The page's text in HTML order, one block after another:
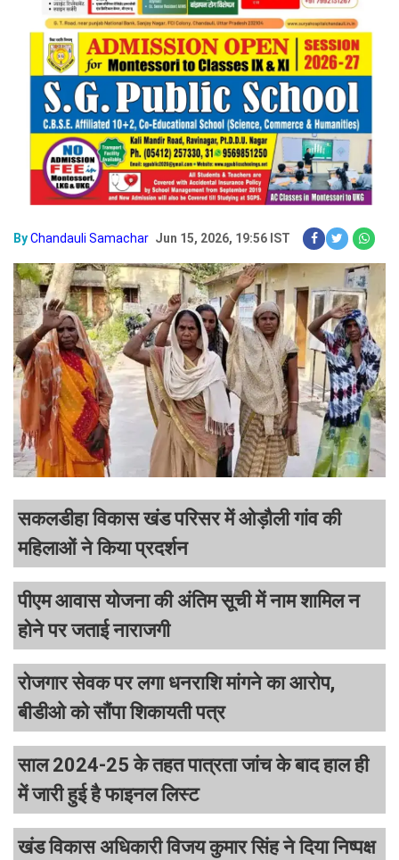
ByChandauli Samachar Jun 15, 2026, 19:56 IST
सकलडीहा विकास खंड परिसर में ओड़ौली गांव की
महिलाओं ने किया प्रदर्शन
पीएम आवास योजना की अंतिम सूची में नाम शामिल न
होने पर जताई नाराजगी
रोजगार सेवक पर लगा धनराशि मांगने का आरोप,
बीडीओ को सौंपा शिकायती पत्र
साल 2024-25 के तहत पात्रता जांच के बाद हाल ही
में जारी हुई है फाइनल लिस्ट
खंड विकास अधिकारी विजय कुमार सिंह ने दिया निष्पक्ष